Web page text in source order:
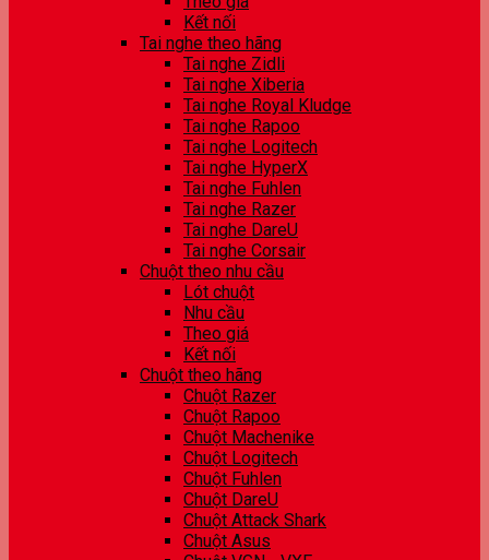
Kết nối
Tai nghe theo hãng
Tai nghe Zidli
Tai nghe Xiberia
Tai nghe Royal Kludge
Tai nghe Rapoo
Tai nghe Logitech
Tai nghe HyperX
Tai nghe Fuhlen
Tai nghe Razer
Tai nghe DareU
Tai nghe Corsair
Chuột theo nhu cầu
Lót chuột
Nhu cầu
Theo giá
Kết nối
Chuột theo hãng
Chuột Razer
Chuột Rapoo
Chuột Machenike
Chuột Logitech
Chuột Fuhlen
Chuột DareU
Chuột Attack Shark
Chuột Asus